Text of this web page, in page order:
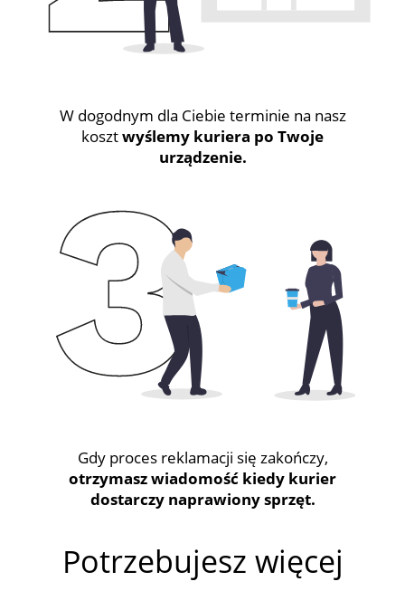
W dogodnym dla Ciebie terminie na nasz
kosztwyślemy kuriera po Twoje
urządzenie.
Gdy proces reklamacji się zakończy,
otrzymasz wiadomość kiedy kurier
dostarczy naprawiony sprzęt.
Potrzebujesz więcej